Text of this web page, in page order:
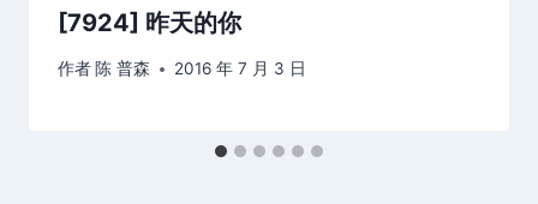
[7924] 昨天的你
作者 陈 普森 2016 年 7 月 3 日